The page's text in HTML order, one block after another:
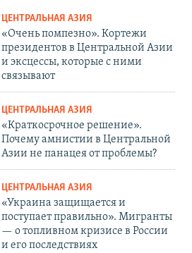
ЦЕНТРАЛЬНАЯ АЗИЯ
«Очень помпезно». Кортежи
президентов в Центральной Азии
и эксцессы, которые с ними
связывают
ЦЕНТРАЛЬНАЯ АЗИЯ
«Краткосрочное решение».
Почему амнистии в Центральной
Азии не панацея от проблемы?
ЦЕНТРАЛЬНАЯ АЗИЯ
«Украина защищается и
поступает правильно». Мигранты
— о топливном кризисе в России
и его последствиях